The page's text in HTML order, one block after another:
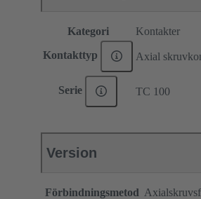
Kategori Kontakter
Kontakttyp Axial
Serie TC 100
Version
Förbindningsmetod